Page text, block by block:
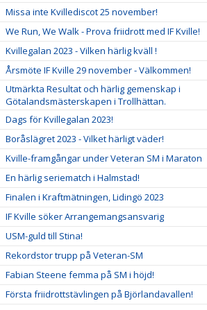
Missa inte Kvillediscot 25 november!
We Run, We Walk - Prova friidrott med IF Kville!
Kvillegalan 2023 - Vilken härlig kväll !
Årsmöte IF Kville 29 november - Välkommen!
Utmärkta Resultat och härlig gemenskap i
Götalandsmästerskapen i Trollhättan.
Dags för Kvillegalan 2023!
Boråslägret 2023 - Vilket härligt väder!
Kville-framgångar under Veteran SM i Maraton
En härlig seriematch i Halmstad!
Finalen i Kraftmätningen, Lidingö 2023
IF Kville söker Arrangemangsansvarig
USM-guld till Stina!
Rekordstor trupp på Veteran-SM
Fabian Steene femma på SM i höjd!
Första friidrottstävlingen på Björlandavallen!